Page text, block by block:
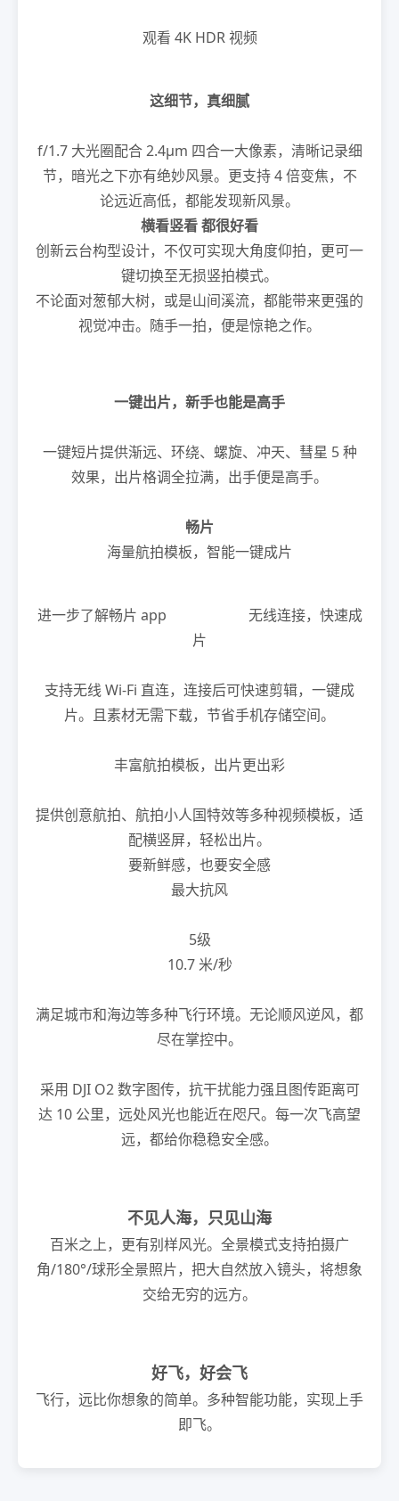
观看 4K HDR 视频
这细节，真细腻
f/1.7 大光圈配合 2.4μm 四合一大像素，清晰记录细
节，暗光之下亦有绝妙风景。更支持 4 倍变焦，不
论远近高低，都能发现新风景。
横看竖看都很好看
创新云台构型设计，不仅可实现大角度仰拍，更可一
键切换至无损竖拍模式。
不论面对葱郁大树，或是山间溪流，都能带来更强的
视觉冲击。随手一拍，便是惊艳之作。
一键出片，新手也能是高手
一键短片提供渐远、环绕、螺旋、冲天、彗星 5 种
效果，出片格调全拉满，出手便是高手。
畅片
海量航拍模板，智能一键成片
进一步了解畅片 app 无线连接，快速成
片
支持无线 Wi-Fi 直连，连接后可快速剪辑，一键成
片。且素材无需下载，节省手机存储空间。
丰富航拍模板，出片更出彩
提供创意航拍、航拍小人国特效等多种视频模板，适
配横竖屏，轻松出片。
要新鲜感，也要安全感
最大抗风
5级
10.7 米/秒
满足城市和海边等多种飞行环境。无论顺风逆风，都
尽在掌控中。
采用 DJI O2 数字图传，抗干扰能力强且图传距离可
达 10 公里，远处风光也能近在咫尺。每一次飞高望
远，都给你稳稳安全感。
不见人海，只见山海
百米之上，更有别样风光。全景模式支持拍摄广
角/180°/球形全景照片，把大自然放入镜头，将想象
交给无穷的远方。
好飞，好会飞
飞行，远比你想象的简单。多种智能功能，实现上手
即飞。